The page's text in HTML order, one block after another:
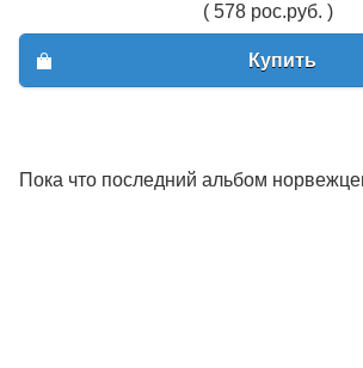
( 578 рос.руб. )
Купить
Пока что последний альбом